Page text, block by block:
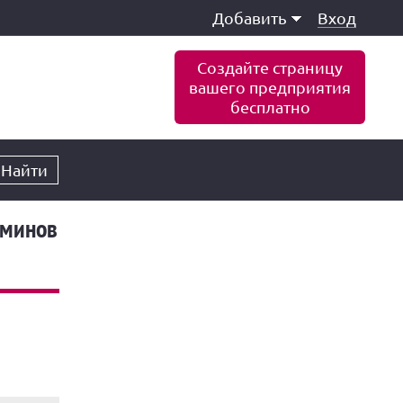
Добавить Вход
Создайте страницу
вашего предприятия
бесплатно
Найти